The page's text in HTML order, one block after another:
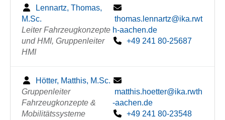
Lennartz, Thomas,
M.Sc.
Leiter Fahrzeugkonzepte
und HMI, Gruppenleiter
HMI
thomas.lennartz@ika.rwt
h-aachen.de
+49 241 80-25687
Hötter, Matthis, M.Sc.
Gruppenleiter
Fahrzeugkonzepte &
Mobilitätssysteme
matthis.hoetter@ika.rwth
-aachen.de
+49 241 80-23548